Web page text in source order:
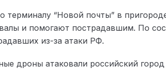
терминалу “Новой почты” в
и помогают пострадавшим. По
из-за атаки РФ.
дроны атаковали российский